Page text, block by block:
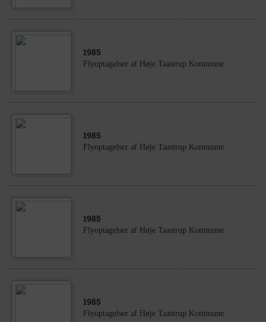
1985
Flyoptagelser af Høje Taastrup Kommune
1985
Flyoptagelser af Høje Taastrup Kommune
1985
Flyoptagelser af Høje Taastrup Kommune
1985
Flyoptagelser af Høje Taastrup Kommune